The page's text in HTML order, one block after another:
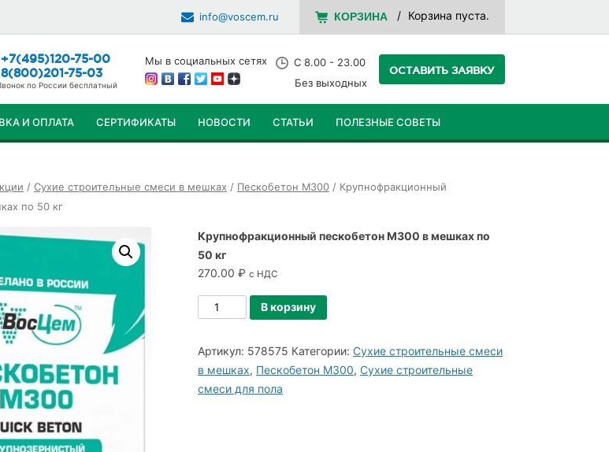
info@voscem.ru КОРЗИНА Корзина пуста.
+7(495)120-75-00
8(800)201-75-03
по России бесплатный
Мы в социальных сетях
С 8.00 - 23.00
Без выходных
ОСТАВИТЬ ЗАЯВКУ
ПЕРЕЙТИ
И ОПЛАТА СЕРТИФИКАТЫ НОВОСТИ СТАТЬИ ПОЛЕЗНЫЕ СОВЕТЫ
/ Сухие строительные смеси в мешках / Пескобетон М300/ Крупнофракционный
по 50 кг
Крупнофракционный пескобетон М300 в мешках по
50 кг
270.00 ₽ с НДС
Количество
товара
пескобетон
М300
в
В корзину
Артикул: 578575 Категории: Сухие строительные смеси
в мешках, Пескобетон М300, Сухие строительные
смеси для пола